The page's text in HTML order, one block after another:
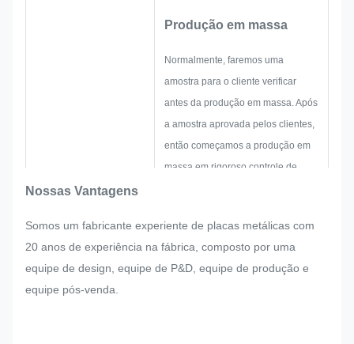
Produção em massa
Normalmente, faremos uma
amostra para o cliente verificar
antes da produção em massa. Após
a amostra aprovada pelos clientes,
então começamos a produção em
massa em rigoroso controle de
solicitado pelo cliente
repentinamente na produção em
massa da placa de identificação,
Nossas Vantagens
Somos um fabricante experiente de placas metálicas com
20 anos de experiência na fábrica, composto por uma
equipe de design, equipe de P&D, equipe de produção e
equipe pós-venda.